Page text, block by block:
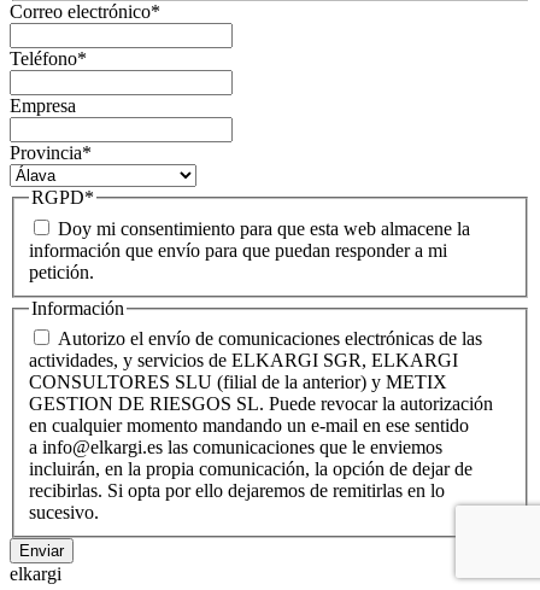
Correo electrónico*
Teléfono*
Empresa
Provincia*
RGPD*
Doy mi consentimiento para que esta web almacene la
información que envío para que puedan responder a mi
petición.
Información
Autorizo el envío de comunicaciones electrónicas de las
actividades, y servicios de ELKARGI SGR, ELKARGI
CONSULTORES SLU (filial de la anterior) y METIX
GESTION DE RIESGOS SL. Puede revocar la autorización
en cualquier momento mandando un e-mail en ese sentido
a info@elkargi.es las comunicaciones que le enviemos
incluirán, en la propia comunicación, la opción de dejar de
recibirlas. Si opta por ello dejaremos de remitirlas en lo
sucesivo.
Enviar
elkargi